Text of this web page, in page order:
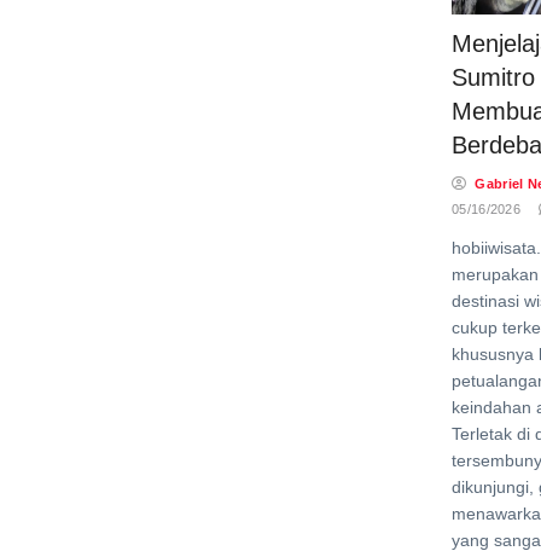
Gabriel
05/16/2026
destinasi
cukup
khususnya
keindahan
Terletak di
dikunjungi,
yang